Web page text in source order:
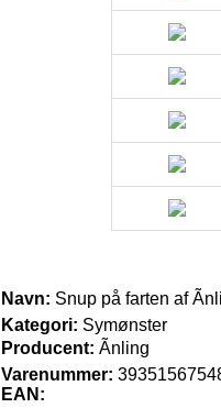
Navn: Snup på farten af
Kategori: Symønster
Producent: Ãnling
Varenummer:
EAN: